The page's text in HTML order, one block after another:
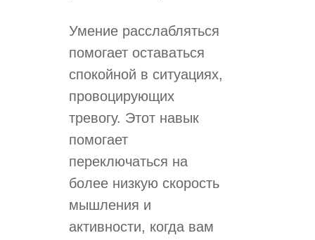
Умение расслабляться
помогает оставаться
спокойной в ситуациях,
провоцирующих
тревогу. Этот навык
помогает
переключаться на
более низкую скорость
мышления и
активности, когда вам